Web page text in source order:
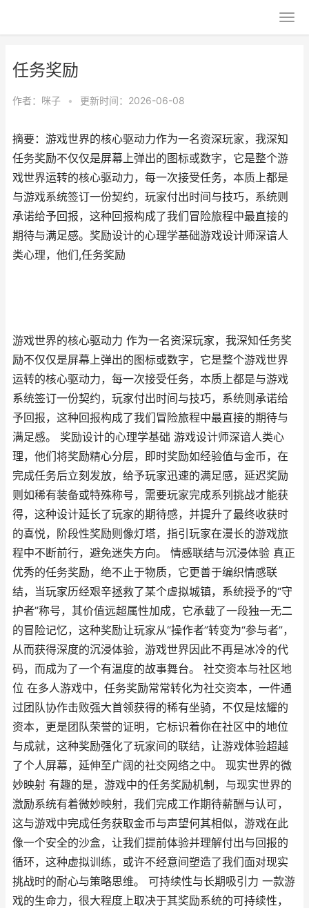
任务奖励
作者： 咪子 • 更新时间：2026-06-08
摘要：游戏世界的核心驱动力作为一名资深玩家，我深知
任务奖励不仅仅是屏幕上弹出的图标或数字，它是整个游
戏世界运转的核心驱动力，每一次接受任务，本质上都是
与游戏系统签订一份契约，玩家付出时间与技巧，系统则
承诺给予回报，这种回报构成了我们冒险旅程中最直接的
期待与满足感。奖励设计的心理学基础游戏设计师深谙人
类心理，他们,任务奖励
游戏世界的核心驱动力 作为一名资深玩家，我深知任务奖
励不仅仅是屏幕上弹出的图标或数字，它是整个游戏世界
运转的核心驱动力，每一次接受任务，本质上都是与游戏
系统签订一份契约，玩家付出时间与技巧，系统则承诺给
予回报，这种回报构成了我们冒险旅程中最直接的期待与
满足感。 奖励设计的心理学基础 游戏设计师深谙人类心
理，他们将奖励精心分层，即时奖励如经验值与金币，在
完成任务后立刻发放，给予玩家迅速的满足感，延迟奖励
则如稀有装备或特殊称号，需要玩家完成系列挑战才能获
得，这种设计延长了玩家的期待感，并提升了最终收获时
的喜悦，阶段性奖励则像灯塔，指引玩家在漫长的游戏旅
程中不断前行，避免迷失方向。 情感联结与沉浸体验 真正
优秀的任务奖励，绝不止于物质，它更善于编织情感联
结，当玩家历经艰辛拯救了某个虚拟城镇，系统授予的“守
护者”称号，其价值远超属性加成，它承载了一段独一无二
的冒险记忆，这种奖励让玩家从“操作者”转变为“参与者”，
从而获得深度的沉浸体验，游戏世界因此不再是冰冷的代
码，而成为了一个有温度的故事舞台。 社交资本与社区地
位 在多人游戏中，任务奖励常常转化为社交资本，一件通
过团队协作击败强大首领获得的稀有坐骑，不仅是炫耀的
资本，更是团队荣誉的证明，它标识着你在社区中的地位
与成就，这种奖励强化了玩家间的联结，让游戏体验超越
了个人屏幕，延伸至广阔的社交网络之中。 现实世界的微
妙映射 有趣的是，游戏中的任务奖励机制，与现实世界的
激励系统有着微妙映射，我们完成工作期待薪酬与认可，
这与游戏中完成任务获取金币与声望何其相似，游戏在此
像一个安全的沙盒，让我们提前体验并理解付出与回报的
循环，这种虚拟训练，或许不经意间塑造了我们面对现实
挑战时的耐心与策略思维。 可持续性与长期吸引力 一款游
戏的生命力，很大程度上取决于其奖励系统的可持续性，